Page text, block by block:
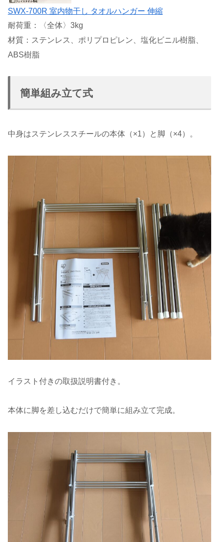
SWX-700R 室内物干し タオルハンガー 伸縮
耐荷重：〈全体〉3kg
材質：ステンレス、ポリプロピレン、塩化ビニル樹脂、
ABS樹脂
簡単組み立て式
中身はステンレススチールの本体（×1）と脚（×4）。
イラスト付きの取扱説明書付き。
本体に脚を差し込むだけで簡単に組み立て完成。